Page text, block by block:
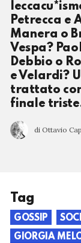
Petrecca e
Manera o
Vespa?
Debbio o
e Velardi?
trattato
finale
di Ottavio
Tag
GOSSIP
GIORGIA